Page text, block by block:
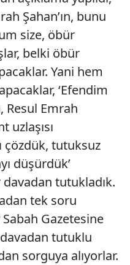
Şahan’ın, bunu
size, öbür
belki öbür
Yani hem
‘Efendim
Resul Emrah
uzlaşısı
çözdük, tutuksuz
düşürdük’
tutukladık.
tek soru
Gazetesine
davadan tutuklu
sorguya alıyorlar.